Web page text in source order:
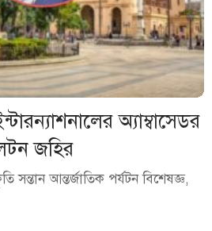
অ্যাম্বাসেডর
জহির
সন্তান আন্তর্জাতিক পর্যটন বিশেষজ্ঞ,